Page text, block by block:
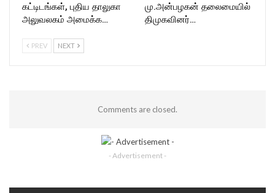
கட்டிடங்கள், புதிய தாலுகா
அலுவலகம் அமைக்க…
மு.அன்பழகன் தலைமையில்
திமுகவினர்…
PREV NEXT
Comments are closed.
- Advertisement -